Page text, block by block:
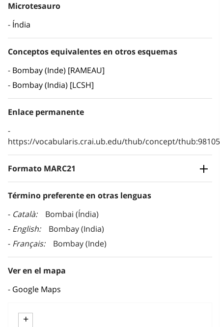
Microtesauro
Índia
Conceptos equivalentes en otros esquemas
Bombay (Inde) [RAMEAU]
Bombay (India) [LCSH]
Enlace permanente
https://vocabularis.crai.ub.edu/thub/concept/
Formato MARC21
Término preferente en otras lenguas
Català
Bombai (Índia)
English
Bombay (India)
Français
Bombay (Inde)
Ver en el mapa
Google Maps
+